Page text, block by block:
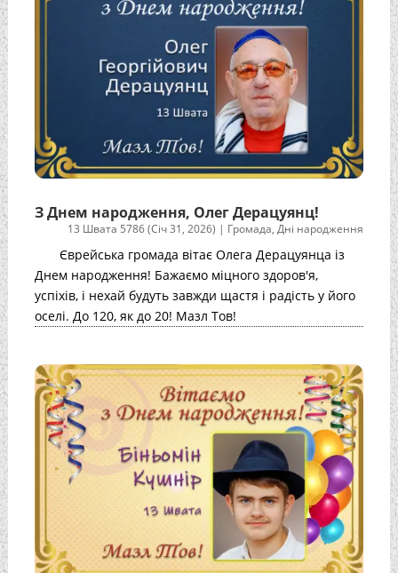
З Днем народження, Олег Дерацуянц!
13 Швата 5786 (Січ 31, 2026) | Громада,Дні народження
Єврейська громада вітає Олега Дерацуянца із
Днем народження! Бажаємо міцного здоров'я,
успіхів, і нехай будуть завжди щастя і радість у його
оселі. До 120, як до 20! Мазл Тов!